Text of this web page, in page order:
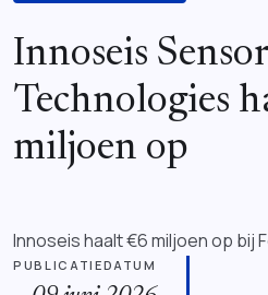
Innoseis Sensor
Technologies
miljoen op
Innoseis haalt €6 miljoen op bij
PUBLICATIEDATUM